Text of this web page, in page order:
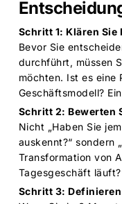
Schritt 1: Klären
Bevor Sie
durchführt, müssen
möchten. Ist es eine
Geschäftsmodell?
Schritt 2: Bewerten
Nicht „Haben Sie
auskennt?“ sondern
Transformation von
Tagesgeschäft
Schritt 3: